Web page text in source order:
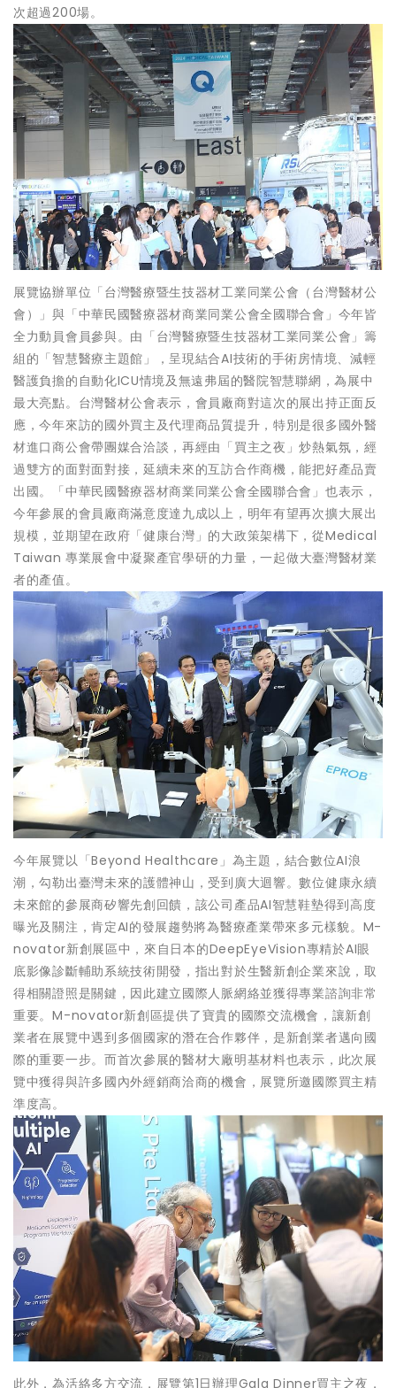
次超過200場。
展覽協辦單位「台灣醫療暨生技器材工業同業公會（台灣醫材公
會）」與「中華民國醫療器材商業同業公會全國聯合會」今年皆
全力動員會員參與。由「台灣醫療暨生技器材工業同業公會」籌
組的「智慧醫療主題館」，呈現結合AI技術的手術房情境、減輕
醫護負擔的自動化ICU情境及無遠弗屆的醫院智慧聯網，為展中
最大亮點。台灣醫材公會表示，會員廠商對這次的展出持正面反
應，今年來訪的國外買主及代理商品質提升，特別是很多國外醫
材進口商公會帶團媒合洽談，再經由「買主之夜」炒熱氣氛，經
過雙方的面對面對接，延續未來的互訪合作商機，能把好產品賣
出國。「中華民國醫療器材商業同業公會全國聯合會」也表示，
今年參展的會員廠商滿意度達九成以上，明年有望再次擴大展出
規模，並期望在政府「健康台灣」的大政策架構下，從Medical
Taiwan 專業展會中凝聚產官學研的力量，一起做大臺灣醫材業
者的產值。
今年展覽以「Beyond Healthcare」為主題，結合數位AI浪
潮，勾勒出臺灣未來的護體神山，受到廣大迴響。數位健康永續
未來館的參展商矽響先創回饋，該公司產品AI智慧鞋墊得到高度
曝光及關注，肯定AI的發展趨勢將為醫療產業帶來多元樣貌。M-
novator新創展區中，來自日本的DeepEyeVision專精於AI眼
底影像診斷輔助系統技術開發，指出對於生醫新創企業來說，取
得相關證照是關鍵，因此建立國際人脈網絡並獲得專業諮詢非常
重要。M-novator新創區提供了寶貴的國際交流機會，讓新創
業者在展覽中遇到多個國家的潛在合作夥伴，是新創業者邁向國
際的重要一步。而首次參展的醫材大廠明基材料也表示，此次展
覽中獲得與許多國內外經銷商洽商的機會，展覽所邀國際買主精
準度高。
此外，為活絡多方交流，展覽第1日辦理Gala Dinner買主之夜，